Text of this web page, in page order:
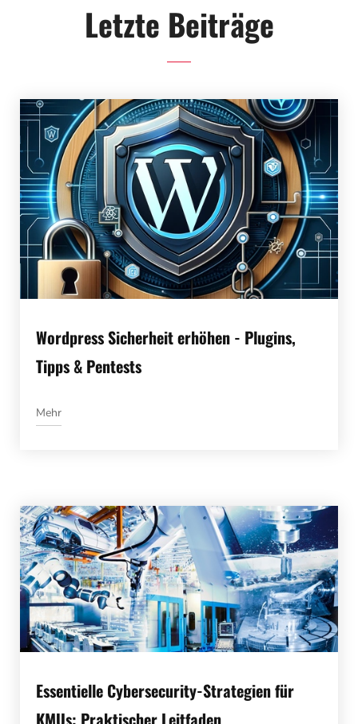
Letzte Beiträge
Wordpress Sicherheit erhöhen - Plugins,
Tipps & Pentests
Mehr
Essentielle Cybersecurity-Strategien für
KMUs: Praktischer Leitfaden